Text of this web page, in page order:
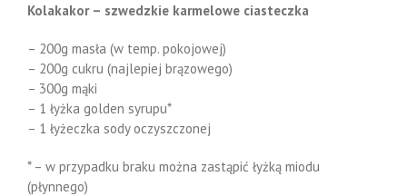
Kolakakor – szwedzkie karmelowe ciasteczka
– 200g masła (w temp. pokojowej)
– 200g cukru (najlepiej brązowego)
– 300g mąki
– 1 łyżka golden syrupu*
– 1 łyżeczka sody oczyszczonej
* – w przypadku braku można zastąpić łyżką miodu
(płynnego)